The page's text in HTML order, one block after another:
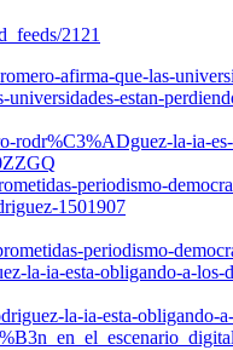
2121
afirma-que-las-
estan-
rodr%C3%ADguez-la-ia-
periodismo-
1501907
periodismo-
la-ia-esta-obligando-a-los-
la-ia-esta-obligando-